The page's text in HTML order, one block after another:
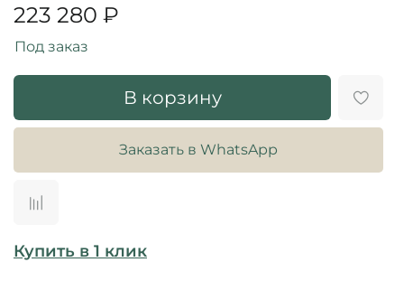
223 280 ₽
В корзину
Заказать в WhatsApp
Купить в 1 клик
Под заказ